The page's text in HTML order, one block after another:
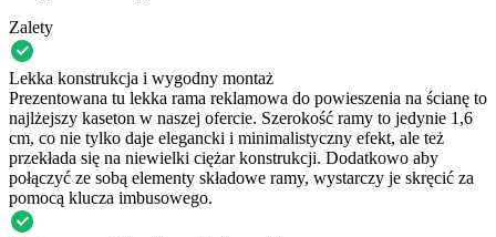
Zalety
Lekka konstrukcja i wygodny montaż
Prezentowana tu lekka rama reklamowa do powieszenia na ścianę to
najlżejszy kaseton w naszej ofercie. Szerokość ramy to jedynie 1,6
cm, co nie tylko daje elegancki i minimalistyczny efekt, ale też
przekłada się na niewielki ciężar konstrukcji. Dodatkowo aby
połączyć ze sobą elementy składowe ramy, wystarczy je skręcić za
pomocą klucza imbusowego.